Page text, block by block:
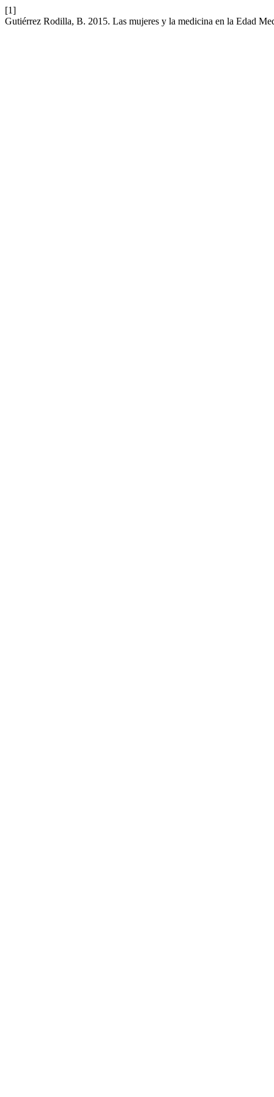
[1]
Gutiérrez Rodilla, B. 2015. Las mujeres y la medicina en la Edad